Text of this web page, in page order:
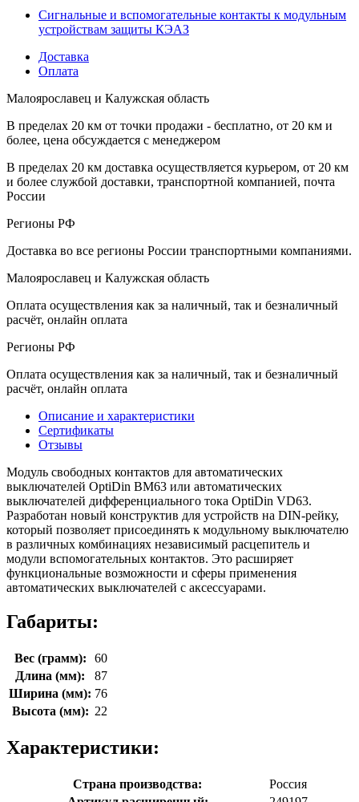
Сигнальные и вспомогательные контакты к модульным
устройствам защиты КЭАЗ
Доставка
Оплата
Малоярославец и Калужская область
В пределах 20 км от точки продажи - бесплатно, от 20 км и
более, цена обсуждается с менеджером
В пределах 20 км доставка осуществляется курьером, от 20 км
и более службой доставки, транспортной компанией, почта
России
Регионы РФ
Доставка во все регионы России транспортными компаниями.
Малоярославец и Калужская область
Оплата осуществления как за наличный, так и безналичный
расчёт, онлайн оплата
Регионы РФ
Оплата осуществления как за наличный, так и безналичный
расчёт, онлайн оплата
Описание и характеристики
Сертификаты
Отзывы
Модуль свободных контактов для автоматических
выключателей OptiDin BM63 или автоматических
выключателей дифференциального тока OptiDin VD63.
Разработан новый конструктив для устройств на DIN-рейку,
который позволяет присоединять к модульному выключателю
в различных комбинациях независимый расцепитель и
модули вспомогательных контактов. Это расширяет
функциональные возможности и сферы применения
автоматических выключателей с аксессуарами.
Габариты:
Вес (грамм):
60
Длина (мм):
87
Ширина (мм): 76
Высота (мм): 22
Характеристики:
Страна производства:
Россия